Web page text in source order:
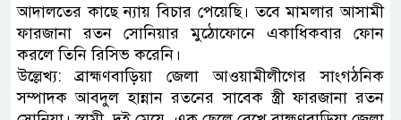
আদালতের কাছে ন্যায় বিচার পেয়েছি। তবে মামলার আসামী
ফারজানা রতন সোনিয়ার মুঠোফোনে একাধিকবার ফোন
করলে তিনি রিসিভ করেনি।
উল্লেখ্য: ব্রাহ্মণবাড়িয়া জেলা আওয়ামীলীগের সাংগঠনিক
সম্পাদক আবদুল হান্নান রতনের সাবেক স্ত্রী ফারজানা রতন